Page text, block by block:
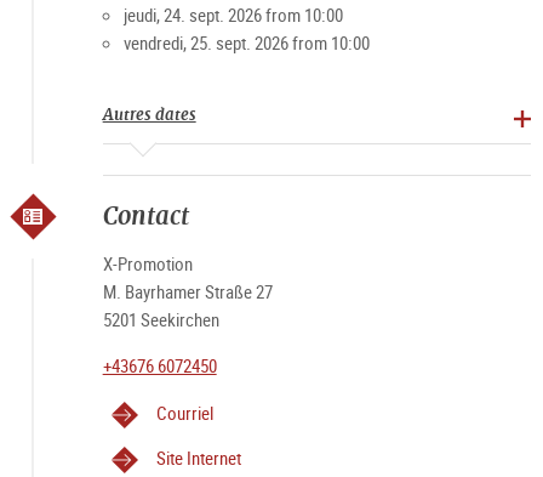
jeudi, 24. sept. 2026 from 10:00
vendredi, 25. sept. 2026 from 10:00
Autres dates
Contact
X-Promotion
M. Bayrhamer Straße 27
5201 Seekirchen
+43676 6072450
Courriel
Site Internet